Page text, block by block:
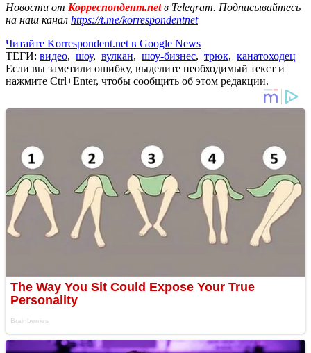
Новости от Корреспондент.netв Telegram. Подписывайтесь
на наш канал https://t.me/korrespondentnet
Читайте Korrespondent.net в Google News
ТЕГИ: видео, шоу, вулкан, шоу-бизнес, трюк, канатоходец
Если вы заметили ошибку, выделите необходимый текст и
нажмите Ctrl+Enter, чтобы сообщить об этом редакции.